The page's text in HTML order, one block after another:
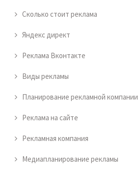
Сколько стоит реклама
Яндекс директ
Реклама Вконтакте
Виды рекламы
Планирование рекламной компании
Реклама на сайте
Рекламная компания
Медиапланирование рекламы